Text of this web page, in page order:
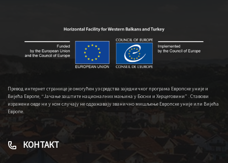
Превод интернет странице је омогућен уз средства заједничког програма Европске уније и
Вијећа Европе, “Јачање заштите националних мањина у Босни и Херцеговини” . Ставови
изражени овде ни у ком случају не одражавају званично мишљење Европске уније или Вијећа
Европе.
КОНТАКТ